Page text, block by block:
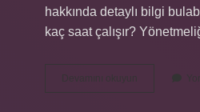
hakkında detaylı bilgi
kaç saat çalışır?
Devamını okuyun
Bekçi